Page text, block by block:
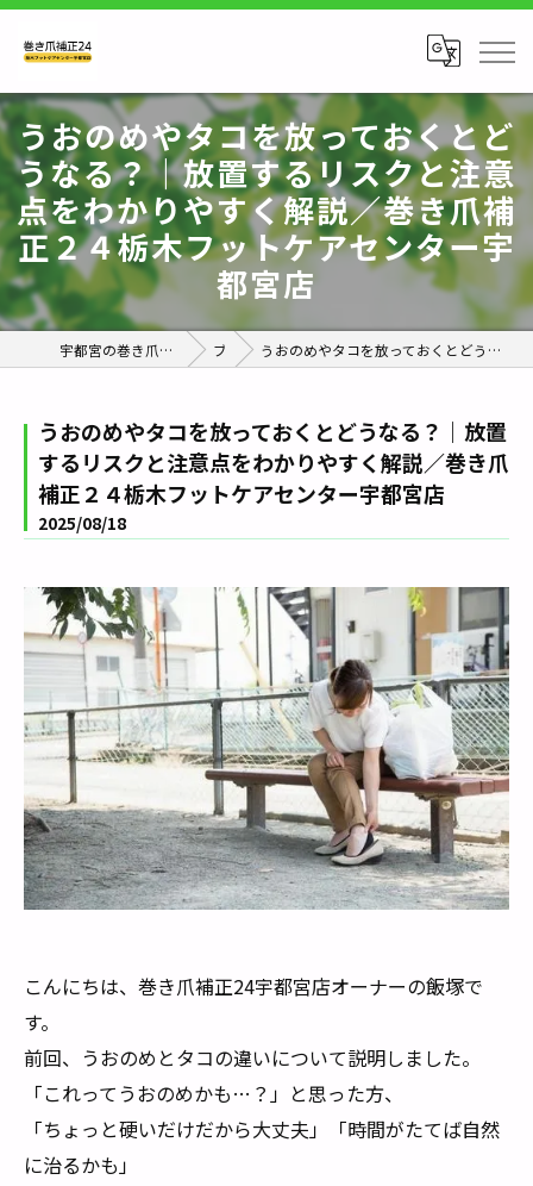
うおのめやタコを放っておくとど
うなる？｜放置するリスクと注意
点をわかりやすく解説／巻き爪補
正２４栃木フットケアセンター宇
都宮店
宇都宮の巻き爪なら巻き爪補正24栃木フットケアセンター宇都宮店 ブログ うおのめやタコを放っておくとどうなる？｜放置するリスクと注意点をわかりやすく解説／巻き爪補正２４栃木フットケアセンター宇都宮店
うおのめやタコを放っておくとどうなる？｜放置
するリスクと注意点をわかりやすく解説／巻き爪
補正２４栃木フットケアセンター宇都宮店
2025/08/18
こんにちは、巻き爪補正24宇都宮店オーナーの飯塚で
す。
前回、うおのめとタコの違いについて説明しました。
「これってうおのめかも…？」と思った方、
「ちょっと硬いだけだから大丈夫」「時間がたてば自然
に治るかも」